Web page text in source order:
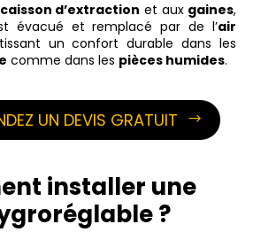
caisson d’extraction et aux gaines,
évacué et remplacé par de l’air
un confort durable dans les
comme dans les pièces humides.
UN DEVIS GRATUIT
installer une
?